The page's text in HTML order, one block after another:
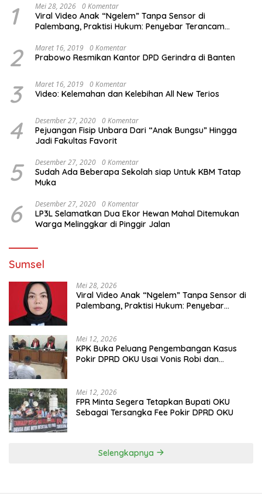
1 Mei 28, 2026 0 Komentar
Viral Video Anak “Ngelem” Tanpa Sensor di
Palembang, Praktisi Hukum: Penyebar Terancam
2 Maret 16, 2019 0 Komentar
Prabowo Resmikan Kantor DPD Gerindra di Banten
3 Maret 16, 2019 0 Komentar
Video: Kelemahan dan Kelebihan All New Terios
4 Desember 27, 2020 0 Komentar
Pejuangan Fisip Unbara Dari “Anak Bungsu” Hingga
Jadi Fakultas Favorit
5 Desember 27, 2020 0 Komentar
Sudah Ada Beberapa Sekolah siap Untuk KBM Tatap
Muka
6 Desember 27, 2020 0 Komentar
LP3L Selamatkan Dua Ekor Hewan Mahal Ditemukan
Warga Melinggkar di Pinggir Jalan
Sumsel
Mei 28, 2026
Viral Video Anak “Ngelem” Tanpa Sensor di
Palembang, Praktisi Hukum: Penyebar
Mei 12, 2026
KPK Buka Peluang Pengembangan Kasus
Pokir DPRD OKU Usai Vonis Robi dan
Mei 12, 2026
FPR Minta Segera Tetapkan Bupati OKU
Sebagai Tersangka Fee Pokir DPRD OKU
Selengkapnya